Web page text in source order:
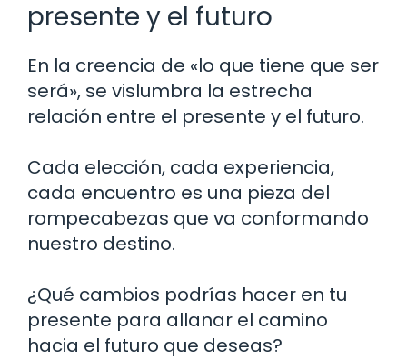
presente y el futuro
En la creencia de «lo que tiene que ser
será», se vislumbra la estrecha
relación entre el presente y el futuro.
Cada elección, cada experiencia,
cada encuentro es una pieza del
rompecabezas que va conformando
nuestro destino.
¿Qué cambios podrías hacer en tu
presente para allanar el camino
hacia el futuro que deseas?